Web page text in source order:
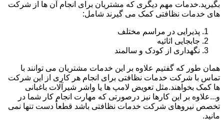
بگیرید.خدمات مهم دیگری که مشتریان برای انجام آن ها از شرکت
های خدمات نظافتی کمک می گیرند شامل:
پذیرایی در مراسم مختلف
جابجایی اثاثیه
نگهداری از کودک و سالمند
همان طور که گفتیم علاوه بر این خدمات مشتریان می توانند با
تماس با شرکت خدمات نظافتی برای انجام هر کاری از این شرکت
ها کمک بخواهند.مثل تعویض لامپ ها یا واشر شیرآلات باغبانی
و...علاوه بر این کارها نیز درصورتی که مهارت انجام کار شما در
تخصص نیروهای شرکت خدمات نظافتی باشد قطعاً دست تنها نمی
مانید.